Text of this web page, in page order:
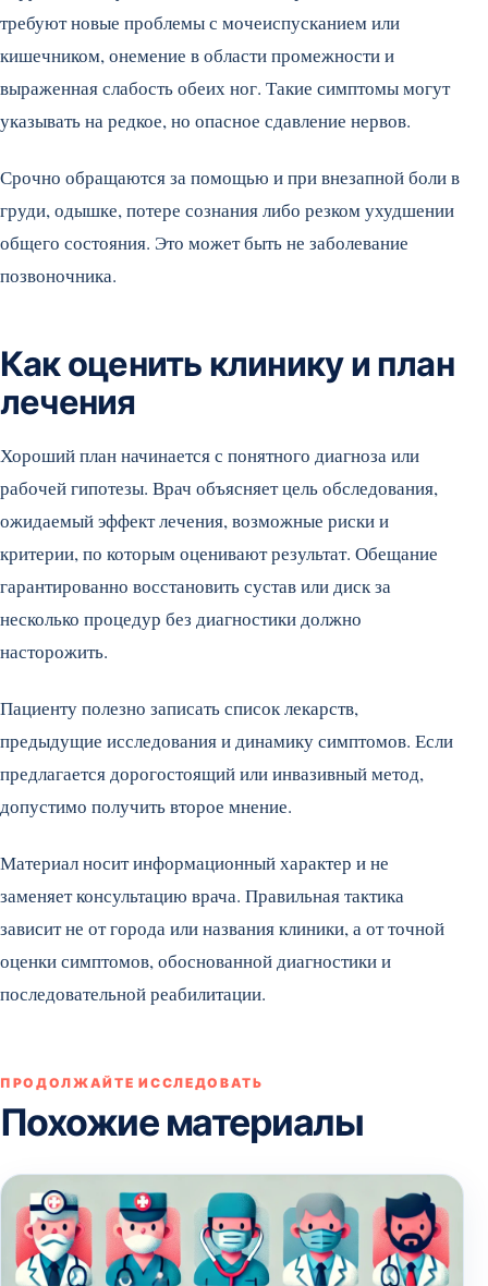
требуют новые проблемы с мочеиспусканием или
кишечником, онемение в области промежности и
выраженная слабость обеих ног. Такие симптомы могут
указывать на редкое, но опасное сдавление нервов.
Срочно обращаются за помощью и при внезапной боли в
груди, одышке, потере сознания либо резком ухудшении
общего состояния. Это может быть не заболевание
позвоночника.
Как оценить клинику и план
лечения
Хороший план начинается с понятного диагноза или
рабочей гипотезы. Врач объясняет цель обследования,
ожидаемый эффект лечения, возможные риски и
критерии, по которым оценивают результат. Обещание
гарантированно восстановить сустав или диск за
несколько процедур без диагностики должно
насторожить.
Пациенту полезно записать список лекарств,
предыдущие исследования и динамику симптомов. Если
предлагается дорогостоящий или инвазивный метод,
допустимо получить второе мнение.
Материал носит информационный характер и не
заменяет консультацию врача. Правильная тактика
зависит не от города или названия клиники, а от точной
оценки симптомов, обоснованной диагностики и
последовательной реабилитации.
ПРОДОЛЖАЙТЕ ИССЛЕДОВАТЬ
Похожие материалы